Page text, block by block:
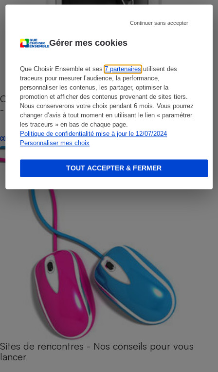
Gérer mes cookies
Que Choisir Ensemble et ses7 partenaires utilisent des
traceurs pour mesurer l’audience, la performance,
personnaliser les contenus, les partager, optimiser la
promotion et afficher des contenus provenant de sites tiers.
Nous conserverons votre choix pendant 6 mois. Vous pourrez
changer d’avis à tout moment en utilisant le lien « paramétrer
les traceurs » en bas de chaque page.
Politique de confidentialité mise à jour le 12/07/2024
Personnaliser mes choix
Continuer sans accepter
TOUT ACCEPTER & FERMER
Cafetière à capsules zéro déchet CoffeeB (vidéo)
- Premières impressions
CONSEILS
Sites de rencontres - Nos conseils pour vous
lancer